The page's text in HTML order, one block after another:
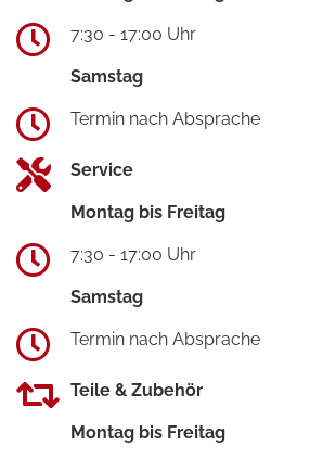
7:30 - 17:00 Uhr
Samstag
Termin nach Absprache
Service
Montag bis Freitag
7:30 - 17:00 Uhr
Samstag
Termin nach Absprache
Teile & Zubehör
Montag bis Freitag